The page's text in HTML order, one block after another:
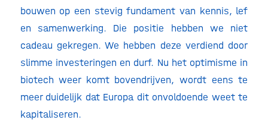
bouwen op een stevig fundament van kennis, lef
en samenwerking. Die positie hebben we niet
cadeau gekregen. We hebben deze verdiend door
slimme investeringen en durf. Nu het optimisme in
biotech weer komt bovendrijven, wordt eens te
meer duidelijk dat Europa dit onvoldoende weet te
kapitaliseren.